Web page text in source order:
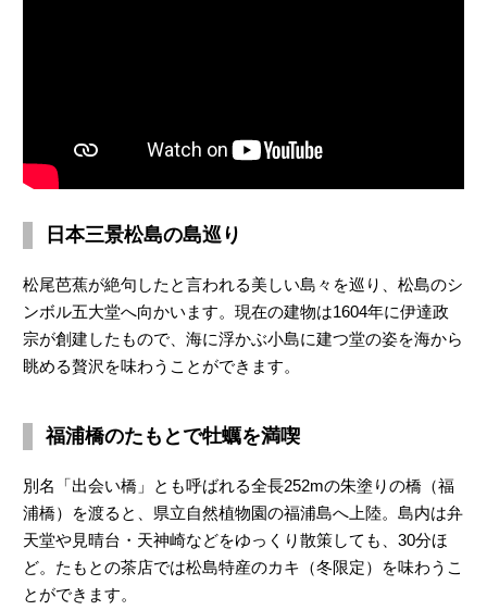
日本三景松島の島巡り
松尾芭蕉が絶句したと言われる美しい島々を巡り、松島のシ
ンボル五大堂へ向かいます。現在の建物は1604年に伊達政
宗が創建したもので、海に浮かぶ小島に建つ堂の姿を海から
眺める贅沢を味わうことができます。
福浦橋のたもとで牡蠣を満喫
別名「出会い橋」とも呼ばれる全長252mの朱塗りの橋（福
浦橋）を渡ると、県立自然植物園の福浦島へ上陸。島内は弁
天堂や見晴台・天神崎などをゆっくり散策しても、30分ほ
ど。たもとの茶店では松島特産のカキ（冬限定）を味わうこ
とができます。